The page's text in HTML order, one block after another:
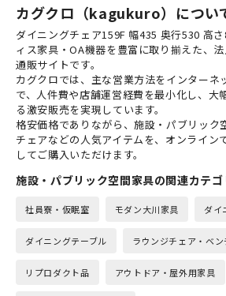
カグクロ（kagukuro）につい
ダイニングチェア159F 幅435 奥行530 高
ィス家具・OA機器を豊富に取り揃えた、
通販サイトです。
カグクロでは、主な営業方法をインターネ
で、人件費や店舗運営経費を最小化し、大
る激安販売を実現しています。
格安価格でありながら、施設・パブリック
チェアなどの人気アイテムを、オンライン
してご購入いただけます。
施設・パブリック空間家具の関連カテゴ
社員寮・仮眠室 モダン大川家具 ダイ
ダイニングテーブル ラウンジチェア・ベン
リプロダクト品 アウトドア・屋外用家具